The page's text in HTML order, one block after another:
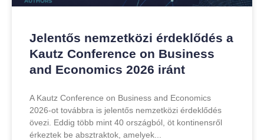
Jelentős nemzetközi érdeklődés a
Kautz Conference on Business
and Economics 2026 iránt
A Kautz Conference on Business and Economics
2026-ot továbbra is jelentős nemzetközi érdeklődés
övezi. Eddig több mint 40 országból, öt kontinensről
érkeztek be absztraktok, amelyek